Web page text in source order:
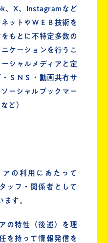
、X、Instagramなど
ットやＷＥＢ技術を
もとに不特定多数の
ケーションを行うこ
シャルメディアと定
ＳＮＳ・動画共有サ
ーシャルブックマー
ど）
アの利用にあたって
ッフ・関係者として
ます。
の特性（後述）を理
を持って情報発信を